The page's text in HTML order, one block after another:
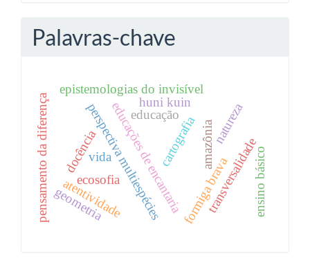
Palavras-chave
formiga brava
amazônia
educações de encantaria
epistemologias do invisível
educação
perspectiva multiespécies
pensamento da diferença docênciavida
ecosofia transversalidade
cartografia
huni kuin
atentividade
natureza
ensino básico
geometria